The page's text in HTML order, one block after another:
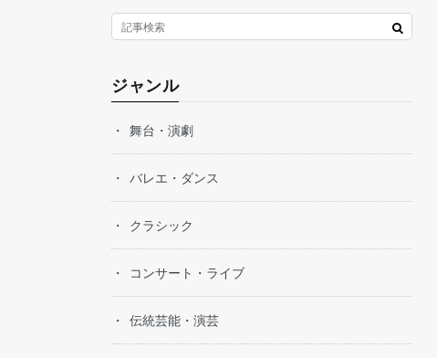
ジャンル
舞台・演劇
バレエ・ダンス
クラシック
コンサート・ライブ
伝統芸能・演芸